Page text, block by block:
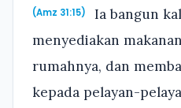
(Amz 31:15)
Ia bangun
menyediakan
rumahnya, dan
kepada pelayan-